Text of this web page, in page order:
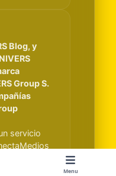
Blog, y
Group S.
servicio
UNIVERS
Menu